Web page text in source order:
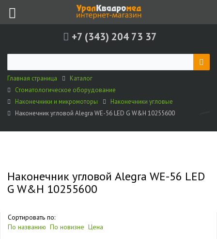
+7 (343) 204 73 37
Главная страница
Каталог
Стоматологическое оборудование
Наконечники и микромоторы
Наконечники угловые
Наконечник угловой Alegra WE-56 LED G W&H 10255600
Наконечник угловой Alegra WE-56 LED
G W&H 10255600
Сортировать по:
По названию По новизне Цена